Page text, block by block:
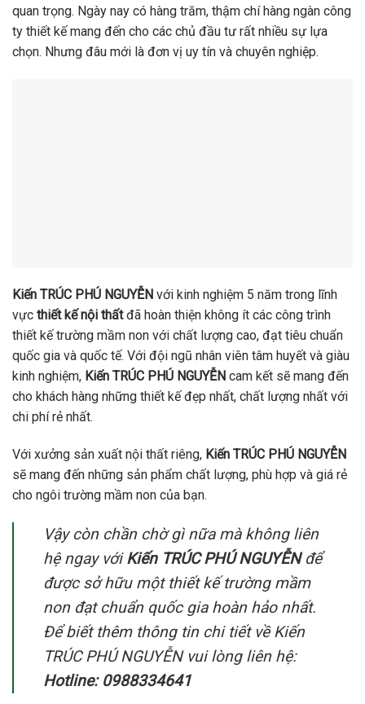
quan trọng. Ngày nay có hàng trăm, thậm chí hàng ngàn công
ty thiết kế mang đến cho các chủ đầu tư rất nhiều sự lựa
chọn. Nhưng đâu mới là đơn vị uy tín và chuyên nghiệp.
Kiến TRÚC PHÚ NGUYỄN với kinh nghiệm 5 năm trong lĩnh
vực thiết kế nội thấtđã hoàn thiện không ít các công trình
thiết kế trường mầm non với chất lượng cao, đạt tiêu chuẩn
quốc gia và quốc tế. Với đội ngũ nhân viên tâm huyết và giàu
kinh nghiệm, Kiến TRÚC PHÚ NGUYỄN cam kết sẽ mang đến
cho khách hàng những thiết kế đẹp nhất, chất lượng nhất với
chi phí rẻ nhất.
Với xưởng sản xuất nội thất riêng, Kiến TRÚC PHÚ NGUYỄN
sẽ mang đến những sản phẩm chất lượng, phù hợp và giá rẻ
cho ngôi trường mầm non của bạn.
Vậy còn chần chờ gì nữa mà không liên
hệ ngay vớiKiến TRÚC PHÚ NGUYỄN để
được sở hữu một thiết kế trường mầm
non đạt chuẩn quốc gia hoàn hảo nhất.
Để biết thêm thông tin chi tiết về Kiến
TRÚC PHÚ NGUYỄN vui lòng liên hệ:
Hotline: 0988334641